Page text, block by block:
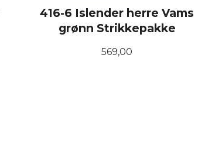
416-6 Islender herre Vams
grønn Strikkepakke
Pris
569,00